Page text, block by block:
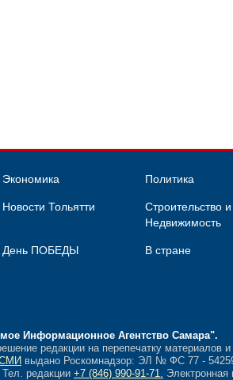
Экономика Политика
Новости Тольятти
Строительство и
Недвижимость
День ПОБЕДЫ В стране
Информационное Агентство Самара".
редакции на перепечатку материалов
СМИ выдано Роскомнадзор: ЭЛ № ФС 77 -
Тел. редакции +7 (846) 990-91-71. Электронная